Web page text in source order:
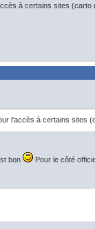
à certains sites (carto
l'accès à certains sites
bon Pour le côté